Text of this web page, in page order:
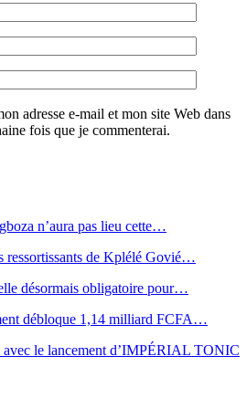
adresse e-mail et mon site Web dans
fois que je commenterai.
n’aura pas lieu cette…
ressortissants de Kplélé Govié…
désormais obligatoire pour…
débloque 1,14 milliard FCFA…
le lancement d’IMPÉRIAL TONIC